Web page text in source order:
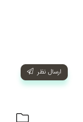
ارسال نظر